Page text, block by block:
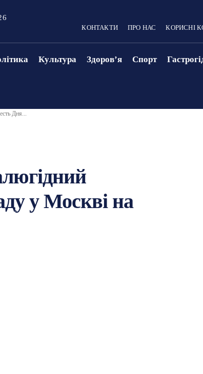
КОНТАКТИ ПРО НАС КОРИСНІ
Культура Здоровʼя Спорт
Дня...
у Москві на